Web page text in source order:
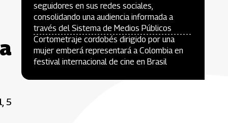
5
seguidores en sus redes sociales,
consolidando una audiencia informada a
través del Sistema de Medios Públicos
Cortometraje cordobés dirigido por una
mujer emberá representará a Colombia en
festival internacional de cine en Brasil